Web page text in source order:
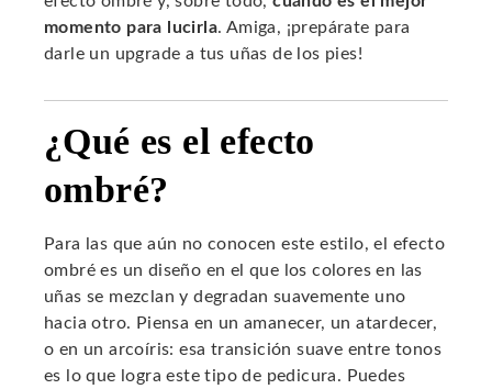
momento para lucirla. Amiga, ¡prepárate para
darle un upgrade a tus uñas de los pies!
¿Qué es el efecto
ombré?
Para las que aún no conocen este estilo, el efecto
ombré es un diseño en el que los colores en las
uñas se mezclan y degradan suavemente uno
hacia otro. Piensa en un amanecer, un atardecer,
o en un arcoíris: esa transición suave entre tonos
es lo que logra este tipo de pedicura. Puedes